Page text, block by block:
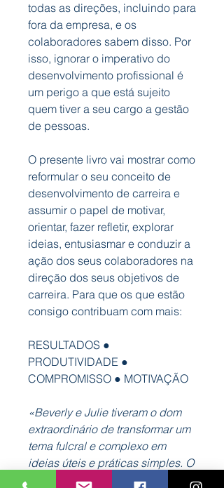
todas as direções, incluindo para
fora da empresa, e os
colaboradores sabem disso. Por
isso, ignorar o imperativo do
desenvolvimento profissional é
um perigo a que está sujeito
quem tiver a seu cargo a gestão
de pessoas.
O presente livro vai mostrar como
reformular o seu conceito de
desenvolvimento de carreira e
assumir o papel de motivar,
orientar, fazer refletir, explorar
ideias, entusiasmar e conduzir a
ação dos seus colaboradores na
direção dos seus objetivos de
carreira. Para que os que estão
consigo contribuam com mais:
RESULTADOS ●
PRODUTIVIDADE ●
COMPROMISSO ● MOTIVAÇÃO
«Beverly e Julie tiveram o dom
extraordinário de transformar um
tema fulcral e complexo em
ideias úteis e práticas simples. O
seu trabalho ajudará os líderes a